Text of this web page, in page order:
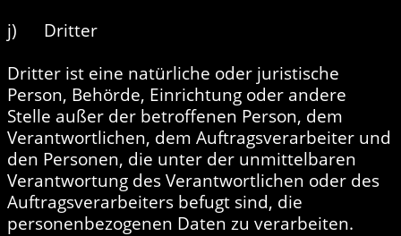
j) Dritter
Dritter ist eine natürliche oder juristische
Person, Behörde, Einrichtung oder andere
Stelle außer der betroffenen Person, dem
Verantwortlichen, dem Auftragsverarbeiter und
den Personen, die unter der unmittelbaren
Verantwortung des Verantwortlichen oder des
Auftragsverarbeiters befugt sind, die
personenbezogenen Daten zu verarbeiten.